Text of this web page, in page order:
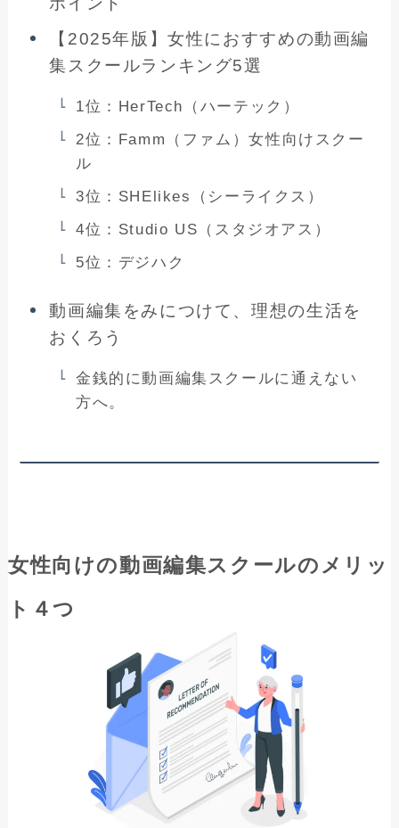
【2025年版】女性におすすめの動画編
集スクールランキング5選
1位：HerTech（ハーテック）
2位：Famm（ファム）女性向けスクー
ル
3位：SHElikes（シーライクス）
4位：Studio US（スタジオアス）
5位：デジハク
動画編集をみにつけて、理想の生活を
おくろう
金銭的に動画編集スクールに通えない
方へ。
女性向けの動画編集スクールのメリッ
ト４つ